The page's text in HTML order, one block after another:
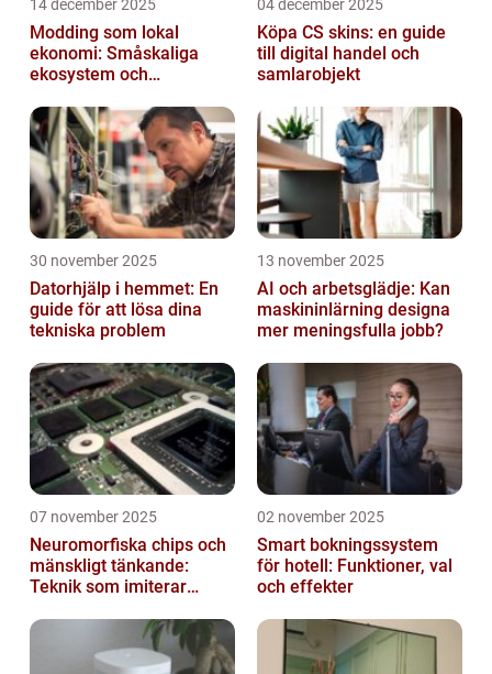
14 december 2025
Modding som lokal
ekonomi: Småskaliga
ekosystem och
04 december 2025
Köpa CS skins: en guide
till digital handel och
samlarobjekt
30 november 2025
Datorhjälp i hemmet: En
guide för att lösa dina
tekniska problem
13 november 2025
AI och arbetsglädje: Kan
maskininlärning designa
mer meningsfulla jobb?
07 november 2025
Neuromorfiska chips och
mänskligt tänkande:
Teknik som imiterar
02 november 2025
Smart bokningssystem
för hotell: Funktioner, val
och effekter